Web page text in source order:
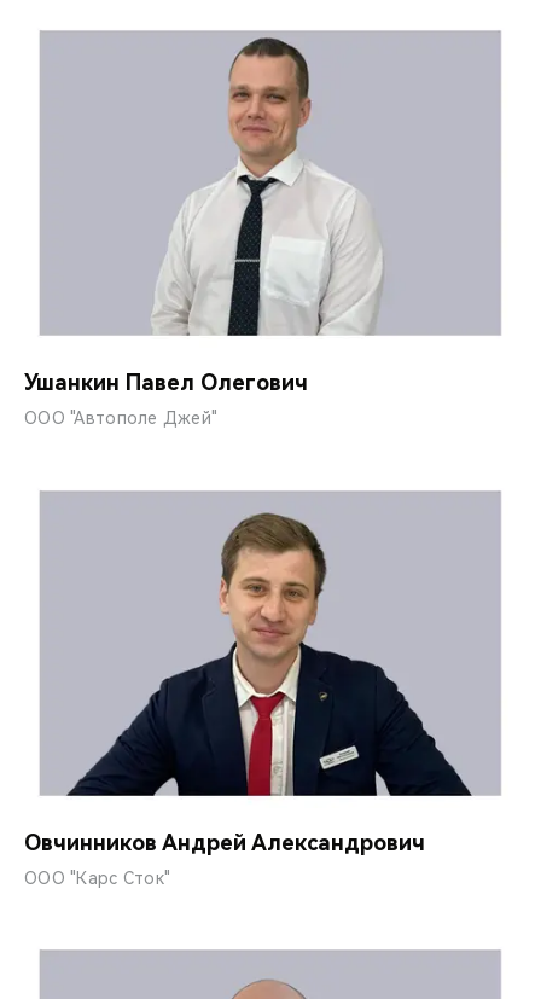
Ушанкин Павел Олегович
ООО "Автополе Джей"
Овчинников Андрей Александрович
ООО "Карс Сток"